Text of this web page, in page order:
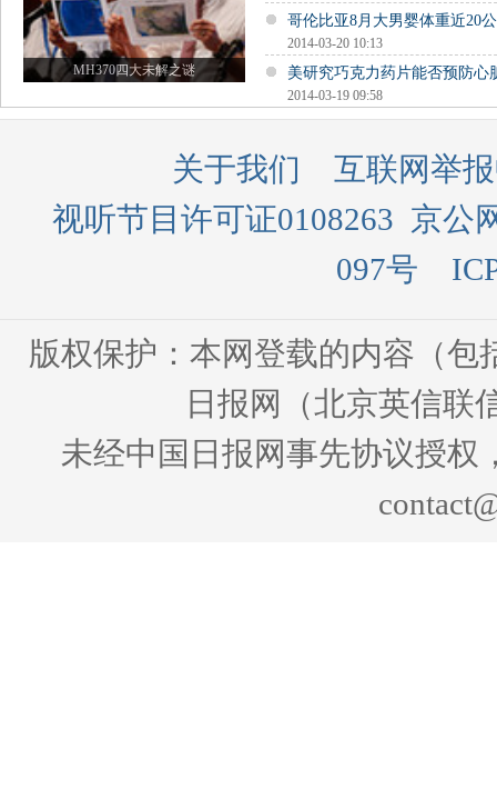
MH370四大未解之谜
哥伦比亚8月大男婴体重近20
2014-03-20 10:13
美研究巧克力药片能否预防心
2014-03-19 09:58
关于我们
互联网举
视听节目许可证0108263 京公
097号
版权保护：本网登载的内容（
日报网（北京英信联
未经中国日报网事先协议授权